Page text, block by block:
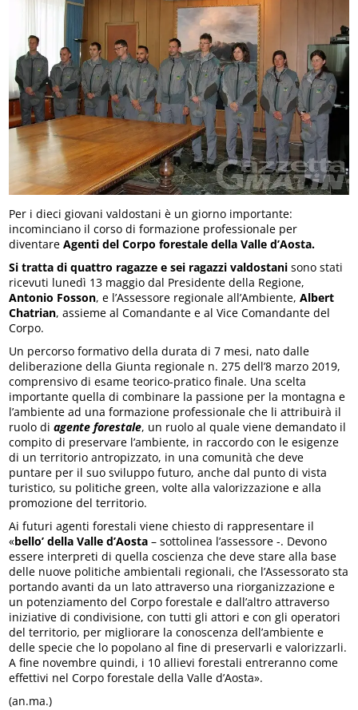
Per i dieci giovani valdostani è un giorno importante:
incominciano il corso di formazione professionale per
diventareAgenti del Corpo forestale della Valle d’Aosta.
Si tratta diquattro ragazze e sei ragazzi valdostani sono stati
ricevuti lunedì 13 maggio dal Presidente della Regione,
Antonio Fosson, e l’Assessore regionale all’Ambiente,Albert
Chatrian, assieme al Comandante e al Vice Comandante del
Corpo.
Un percorso formativo della durata di 7 mesi, nato dalle
deliberazione della Giunta regionale n. 275 dell’8 marzo 2019,
comprensivo di esame teorico-pratico finale. Una scelta
importante quella di combinare la passione per la montagna e
l’ambiente ad una formazione professionale che li attribuirà il
ruolo diagente forestale, un ruolo al quale viene demandato il
compito di preservare l’ambiente, in raccordo con le esigenze
di un territorio antropizzato, in una comunità che deve
puntare per il suo sviluppo futuro, anche dal punto di vista
turistico, su politiche green, volte alla valorizzazione e alla
promozione del territorio.
Ai futuri agenti forestali viene chiesto di rappresentare il
«bello’ della Valle d’Aosta– sottolinea l’assessore -. Devono
essere interpreti di quella coscienza che deve stare alla base
delle nuove politiche ambientali regionali, che l’Assessorato sta
portando avanti da un lato attraverso una riorganizzazione e
un potenziamento del Corpo forestale e dall’altro attraverso
iniziative di condivisione, con tutti gli attori e con gli operatori
del territorio, per migliorare la conoscenza dell’ambiente e
delle specie che lo popolano al fine di preservarli e valorizzarli.
A fine novembre quindi, i 10 allievi forestali entreranno come
effettivi nel Corpo forestale della Valle d’Aosta».
(an.ma.)